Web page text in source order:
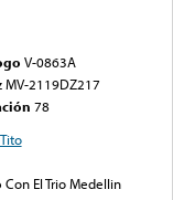
V-0863A
MV-2119DZ217
78
Con El Trio Medellin